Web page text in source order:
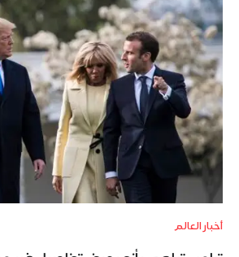
أخبار العالم